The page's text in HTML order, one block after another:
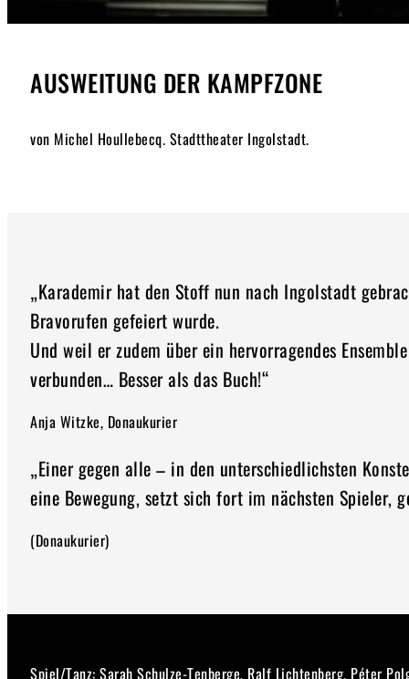
AUSWEITUNG DER KAMPFZONE
von Michel Houllebecq. Stadttheater Ingolstadt.
„Karademir hat den Stoff nun nach Ingolstadt
Bravorufen gefeiert wurde.
Und weil er zudem über ein hervorragendes
verbunden… Besser als das Buch!“
Anja Witzke, Donaukurier
„Einer gegen alle – in den unterschiedlichsten
eine Bewegung, setzt sich fort im nächsten Spieler,
(Donaukurier)
Spiel/Tanz: Sarah Schulze-Tenberge, Ralf Lichtenberg, Péter